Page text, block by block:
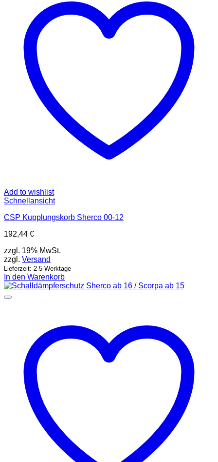
Add to wishlist
Schnellansicht
CSP Kupplungskorb Sherco 00-12
192,44 €
zzgl. 19% MwSt.
zzgl. Versand
Lieferzeit: 2-5 Werktage
In den Warenkorb